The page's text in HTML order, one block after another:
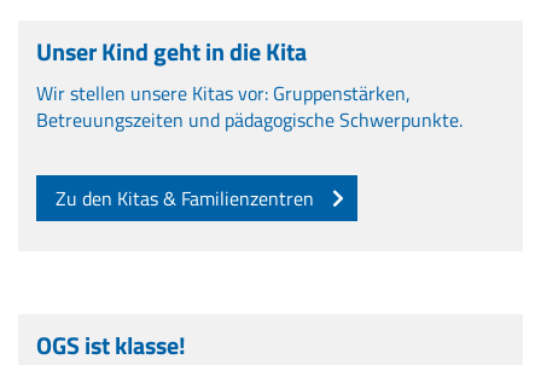
Unser Kind geht in die Kita
Wir stellen unsere Kitas vor: Gruppenstärken,
Betreuungszeiten und pädagogische Schwerpunkte.
Zu den Kitas & Familienzentren
OGS ist klasse!